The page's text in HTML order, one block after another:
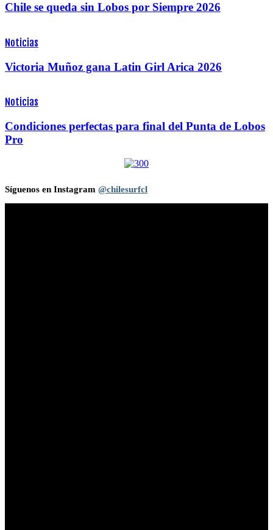
Chile se queda sin Lobos por Siempre 2026
Noticias
Victoria Muñoz gana Latin Girl Arica 2026
Noticias
Condiciones perfectas para final del Punta de Lobos
Pro
Síguenos en Instagram @chilesurfcl